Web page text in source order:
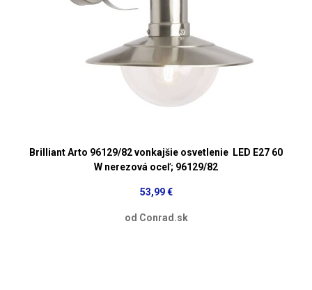
Brilliant Arto 96129/82 vonkajšie osvetlenie LED E27 60
W nerezová oceľ; 96129/82
53,99 €
od Conrad.sk